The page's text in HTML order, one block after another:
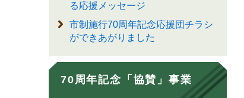
る応援メッセージ
市制施行70周年記念応援団チラシ
ができあがりました
70周年記念「協賛」事業